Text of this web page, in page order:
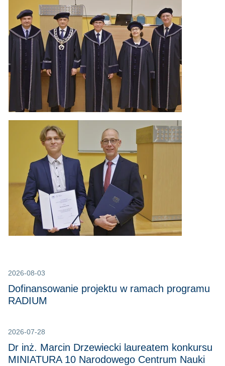
2026-08-03
Dofinansowanie projektu w ramach programu
RADIUM
2026-07-28
Dr inż. Marcin Drzewiecki laureatem konkursu
MINIATURA 10 Narodowego Centrum Nauki